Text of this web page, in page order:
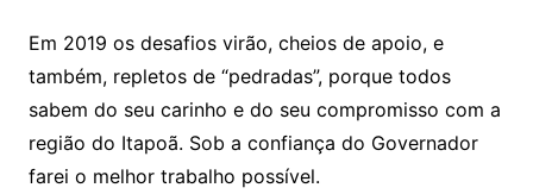
Em 2019 os desafios virão, cheios de apoio, e
também, repletos de “pedradas”, porque todos
sabem do seu carinho e do seu compromisso com a
região do Itapoã. Sob a confiança do Governador
farei o melhor trabalho possível.